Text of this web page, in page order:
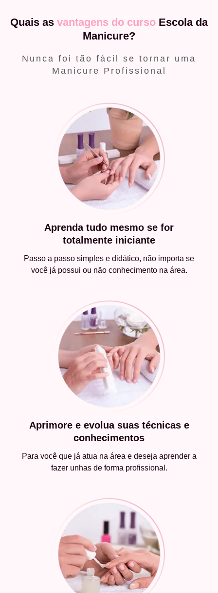
Quais as vantagens do curso Escola da
Manicure?
Nunca foi tão fácil se tornar uma
Manicure Profissional
Aprenda tudo mesmo se for
totalmente iniciante
Passo a passo simples e didático, não importa se
você já possui ou não conhecimento na área.
Aprimore e evolua suas técnicas e
conhecimentos
Para você que já atua na área e deseja aprender a
fazer unhas de forma profissional.